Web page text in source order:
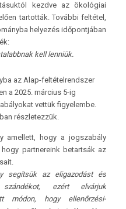
kezdve az ökológiai
tartották. További feltétel,
helyezés időpontjában
kell lenniük.
az Alap-feltételrendszer
a 2025. március 5-ig
vettük figyelembe.
részletezzük.
amellett, hogy a jogszabály
partnereink betartsák az
segítsük az eligazodást és
ezért elvárjuk
módon, hogy ellenőrzési-